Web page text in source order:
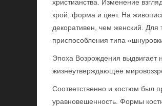
христианства. Изменение
крой, форма и цвет. На
декоративен, чем женский. Для
приспособления типа
Эпоха Возрождения выдвигает
жизнеутверждающее
Соответственно и костюм был
уравновешенность. Формы